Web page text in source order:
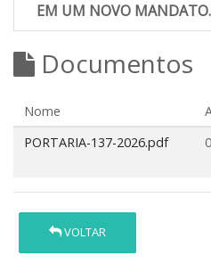
EM UM NOVO MANDATO.
Documentos
Nome
PORTARIA-137-2026.pdf
VOLTAR